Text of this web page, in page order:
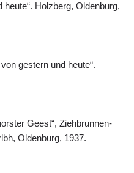
Holzberg, Oldenburg,
gestern und heute“.
Geest“, Ziehbrunnen-
Oldenburg, 1937.